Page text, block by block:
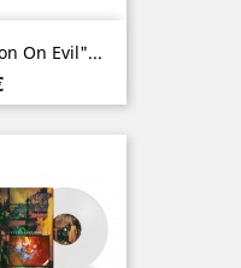
On Evil"...